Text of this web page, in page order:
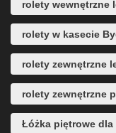
rolety wewnętrzne
rolety w kasecie
rolety zewnętrzne
rolety zewnętrzne
Łóżka piętrowe